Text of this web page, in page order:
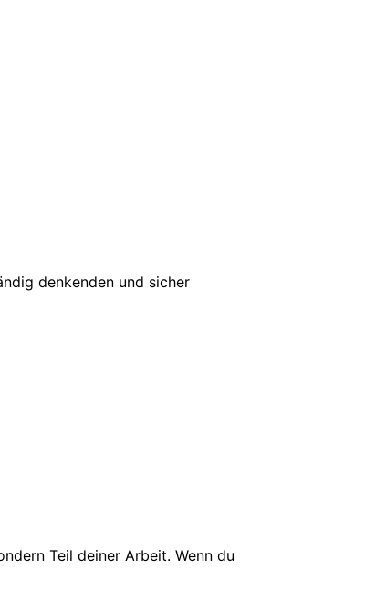
denkenden und sicher
Teil deiner Arbeit. Wenn du